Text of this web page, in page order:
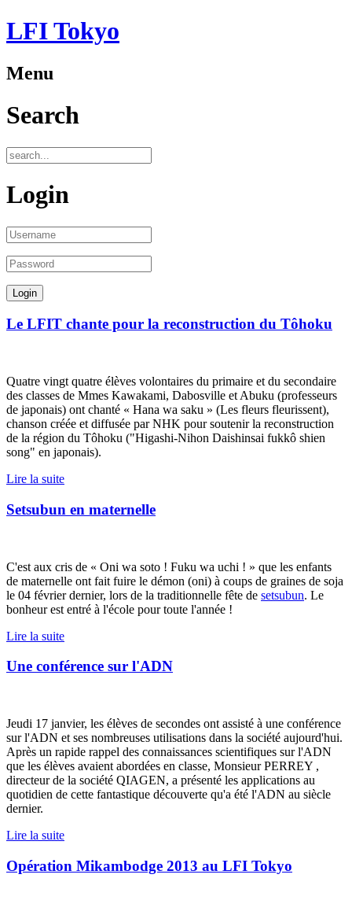
LFI Tokyo
Menu
Search
Login
Le LFIT chante pour la reconstruction du Tôhoku
Quatre vingt quatre élèves volontaires du primaire et du secondaire
des classes de Mmes Kawakami, Dabosville et Abuku (professeurs
de japonais) ont chanté « Hana wa saku » (Les fleurs fleurissent),
chanson créée et diffusée par NHK pour soutenir la reconstruction
de la région du Tôhoku ("Higashi-Nihon Daishinsai fukkô shien
song" en japonais).
Lire la suite
Setsubun en maternelle
C'est aux cris de « Oni wa soto ! Fuku wa uchi ! » que les enfants
de maternelle ont fait fuire le démon (oni) à coups de graines de soja
le 04 février dernier, lors de la traditionnelle fête de setsubun. Le
bonheur est entré à l'école pour toute l'année !
Lire la suite
Une conférence sur l'ADN
Jeudi 17 janvier, les élèves de secondes ont assisté à une conférence
sur l'ADN et ses nombreuses utilisations dans la société aujourd'hui.
Après un rapide rappel des connaissances scientifiques sur l'ADN
que les élèves avaient abordées en classe, Monsieur PERREY ,
directeur de la société QIAGEN, a présenté les applications au
quotidien de cette fantastique découverte qu'a été l'ADN au siècle
dernier.
Lire la suite
Opération Mikambodge 2013 au LFI Tokyo